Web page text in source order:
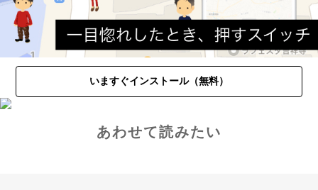
いますぐインストール（無料）
あわせて読みたい